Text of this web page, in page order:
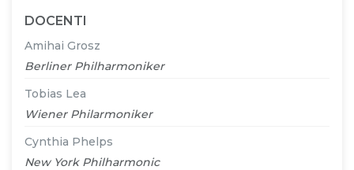
DOCENTI
Amihai Grosz
Berliner Philharmoniker
Tobias Lea
Wiener Philarmoniker
Cynthia Phelps
New York Philharmonic